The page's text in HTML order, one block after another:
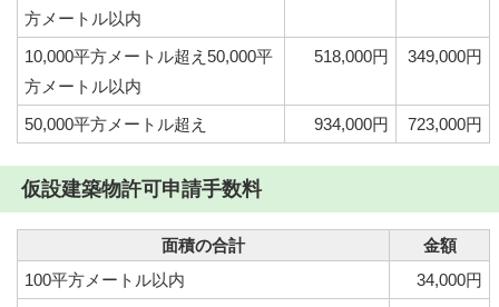
方メートル以内
10,000平方メートル超え50,000平
方メートル以内
518,000円 349,000円
50,000平方メートル超え 934,000円 723,000円
仮設建築物許可申請手数料
面積の合計
金額
100平方メートル以内
34,000円